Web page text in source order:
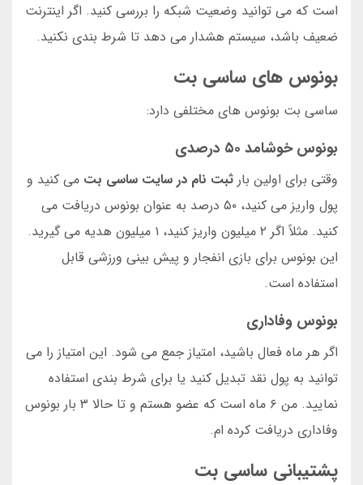
است که می توانید وضعیت شبکه را بررسی کنید. اگر اینترنت
ضعیف باشد، سیستم هشدار می دهد تا شرط بندی نکنید.
بونوس های ساسی بت
ساسی بت بونوس های مختلفی دارد:
بونوس خوشامد ۵۰ درصدی
وقتی برای اولین بار ثبت نام در سایت ساسی بت می کنید و
پول واریز می کنید، ۵۰ درصد به عنوان بونوس دریافت می
کنید. مثلاً اگر ۲ میلیون واریز کنید، ۱ میلیون هدیه می گیرید.
این بونوس برای بازی انفجار و پیش بینی ورزشی قابل
استفاده است.
بونوس وفاداری
اگر هر ماه فعال باشید، امتیاز جمع می شود. این امتیاز را می
توانید به پول نقد تبدیل کنید یا برای شرط بندی استفاده
نمایید. من ۶ ماه است که عضو هستم و تا حالا ۳ بار بونوس
وفاداری دریافت کرده ام.
پشتیبانی ساسی بت